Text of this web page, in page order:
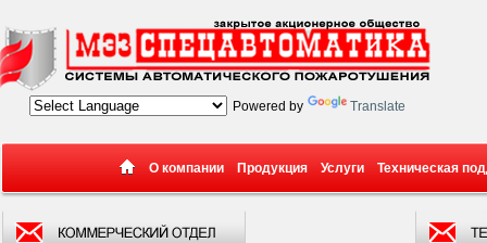
Powered by Translate
О компании Продукция Услуги Техническая